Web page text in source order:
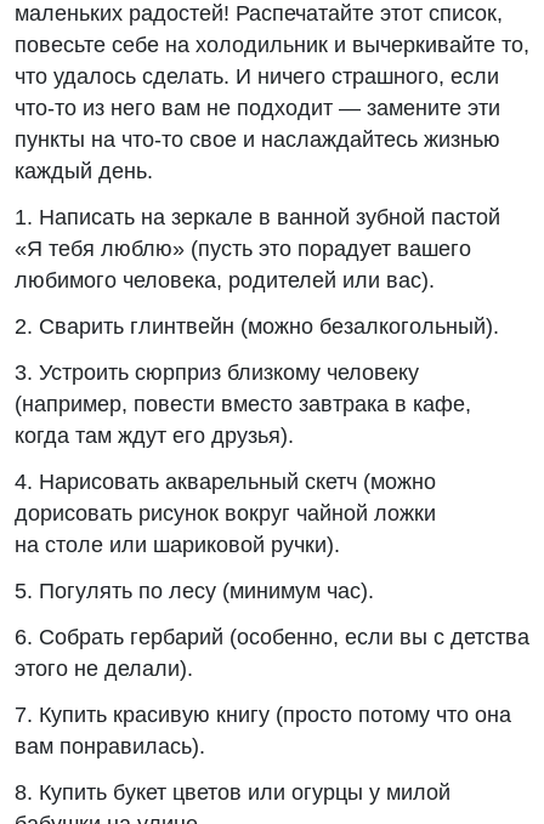
маленьких радостей! Распечатайте этот список,
повесьте себе на холодильник и вычеркивайте то,
что удалось сделать. И ничего страшного, если
что-то из него вам не подходит — замените эти
пункты на что-то свое и наслаждайтесь жизнью
каждый день.
1. Написать на зеркале в ванной зубной пастой
«Я тебя люблю» (пусть это порадует вашего
любимого человека, родителей или вас).
2. Сварить глинтвейн (можно безалкогольный).
3. Устроить сюрприз близкому человеку
(например, повести вместо завтрака в кафе,
когда там ждут его друзья).
4. Нарисовать акварельный скетч (можно
дорисовать рисунок вокруг чайной ложки
на столе или шариковой ручки).
5. Погулять по лесу (минимум час).
6. Собрать гербарий (особенно, если вы с детства
этого не делали).
7. Купить красивую книгу (просто потому что она
вам понравилась).
8. Купить букет цветов или огурцы у милой